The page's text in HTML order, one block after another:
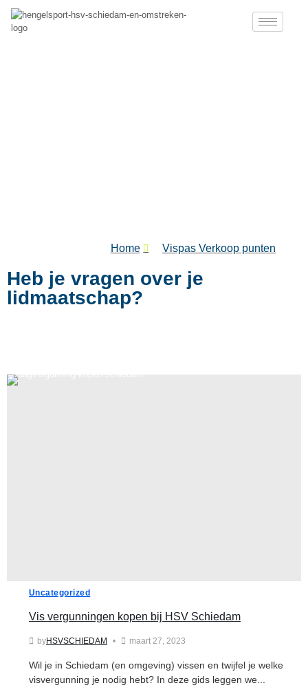
Home Vispas Verkoop punten
Heb je vragen over je
lidmaatschap?
Uncategorized
Vis vergunningen kopen bij HSV Schiedam
byHSVSCHIEDAM maart 27, 2023
Wil je in Schiedam (en omgeving) vissen en twijfel je welke
visvergunning je nodig hebt? In deze gids leggen we...